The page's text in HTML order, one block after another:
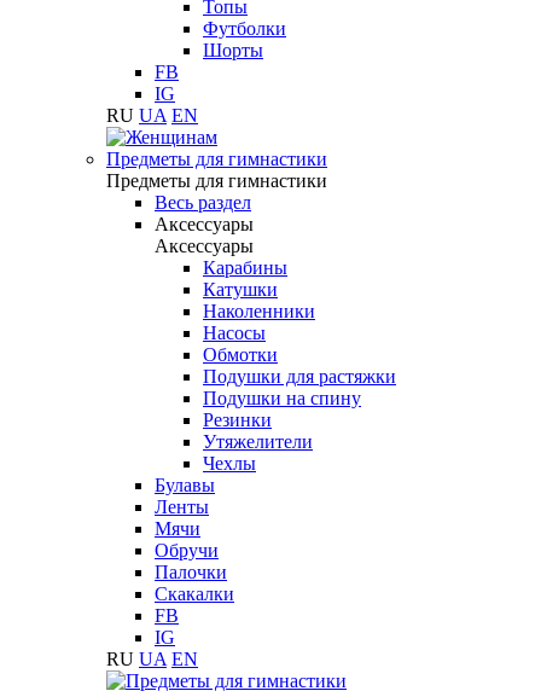
Топы
Футболки
Шорты
FB
IG
RU UA EN
Предметы для гимнастики
Предметы для гимнастики
Весь раздел
Аксессуары
Аксессуары
Карабины
Катушки
Наколенники
Насосы
Обмотки
Подушки для растяжки
Подушки на спину
Резинки
Утяжелители
Чехлы
Булавы
Ленты
Мячи
Обручи
Палочки
Скакалки
FB
IG
RU UA EN